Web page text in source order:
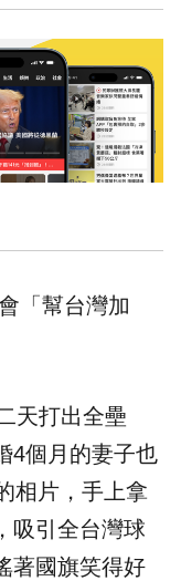
「幫台灣加
天打出全壘
4個月的妻子也
相片，手上拿
吸引全台灣球
著國旗笑得好